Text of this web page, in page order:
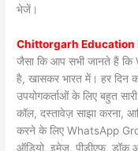
भेजें।
Chittorgarh Education
जैसा कि आप सभी जानते हैं कि
है, खासकर भारत में। हर दिन
उपयोगकर्ताओं के लिए बहुत
कॉल, दस्तावेज़ साझा करना,
करने के लिए WhatsApp
ऑडियो, इमेज, पीडीएफ, डॉक